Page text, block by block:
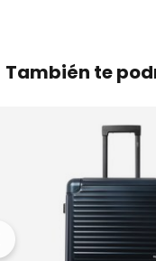
También te